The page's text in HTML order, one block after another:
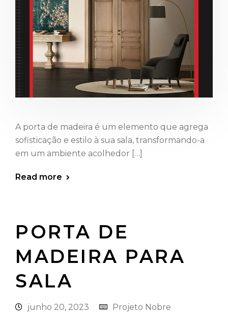
A porta de madeira é um elemento que agrega
sofisticação e estilo à sua sala, transformando-a
em um ambiente acolhedor […]
Read more
PORTA DE
MADEIRA PARA
SALA
junho 20, 2023
Projeto Nobre